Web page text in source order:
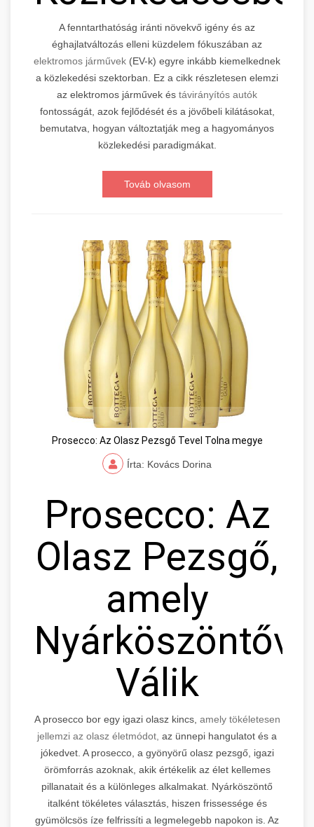
A fenntarthatóság iránti növekvő igény és az
éghajlatváltozás elleni küzdelem fókuszában az
elektromos járművek (EV-k) egyre inkább kiemelkednek
a közlekedési szektorban. Ez a cikk részletesen elemzi
az elektromos járművek és távirányítós autók
fontosságát, azok fejlődését és a jövőbeli kilátásokat,
bemutatva, hogyan változtatják meg a hagyományos
közlekedési paradigmákat.
Továb olvasom
Prosecco: Az Olasz Pezsgő Tevel Tolna megye
Írta: Kovács Dorina
Prosecco: Az
Olasz Pezsgő,
amely
Nyárköszöntővé
Válik
A prosecco bor egy igazi olasz kincs, amely tökéletesen
jellemzi az olasz életmódot, az ünnepi hangulatot és a
jókedvet. A prosecco, a gyönyörű olasz pezsgő, igazi
örömforrás azoknak, akik értékelik az élet kellemes
pillanatait és a különleges alkalmakat. Nyárköszöntő
italként tökéletes választás, hiszen frissessége és
gyümölcsös íze felfrissíti a legmelegebb napokon is. Az